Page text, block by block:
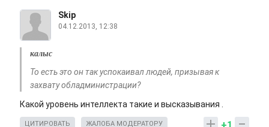
Skip
04.12.2013, 12:38
калыс
То есть это он так успокаивал людей, призывая к
захвату обладминистрации?
Какой уровень интеллекта такие и высказывания .
ЦИТИРОВАТЬ ЖАЛОБА МОДЕРАТОРУ